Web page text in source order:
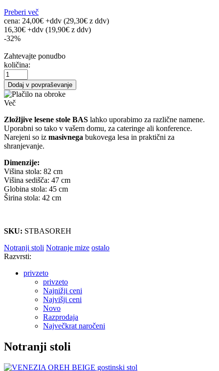
Preberi več
cena: 24,00€ +ddv (29,30€ z ddv)
16,30€ +ddv (19,90€ z ddv)
-32%
Zahtevajte ponudbo
količina:
Dodaj v povpraševanje
Več
Zložljive lesene stole BAS lahko uporabimo za različne namene.
Uporabni so tako v vašem domu, za cateringe ali konference.
Narejeni so iz masivnega bukovega lesa in praktični za
shranjevanje.
Dimenzije:
Višina stola: 82 cm
Višina sedišča: 47 cm
Globina stola: 45 cm
Širina stola: 42 cm
SKU: STBASOREH
Notranji stoli Notranje mize ostalo
Razvrsti:
privzeto
privzeto
Najnižji ceni
Najvišji ceni
Novo
Razprodaja
Največkrat naročeni
Notranji stoli